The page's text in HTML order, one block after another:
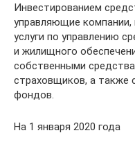
Инвестированием
управляющие
услуги по управлению
и жилищного
собственными
страховщиков, а также
фондов.
На 1 января 2020 года